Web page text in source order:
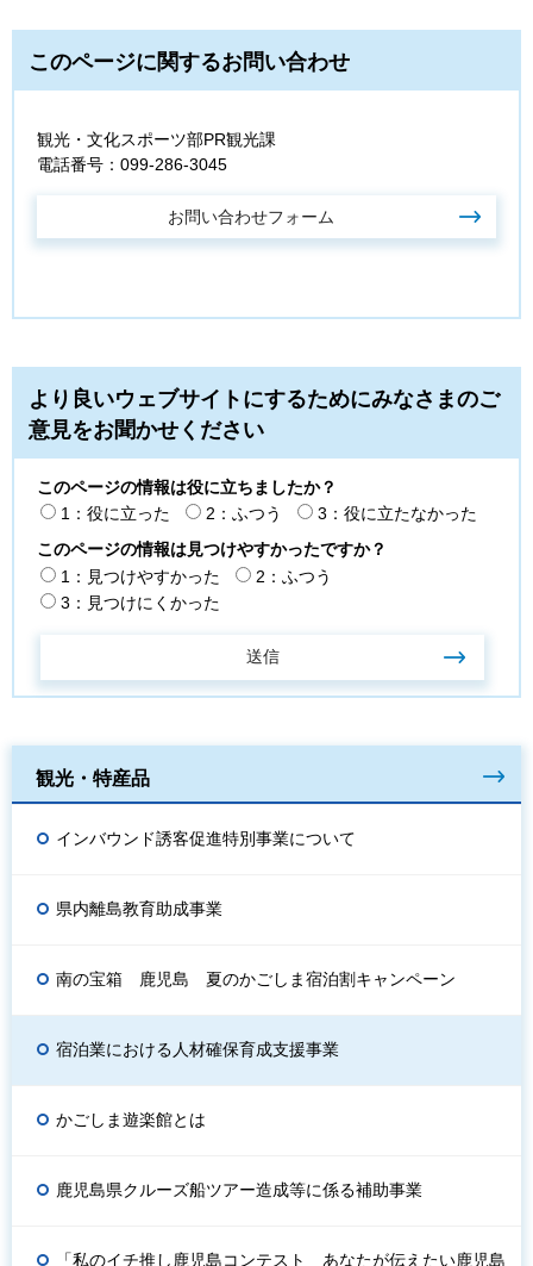
このページに関するお問い合わせ
観光・文化スポーツ部PR観光課
電話番号：099‐286-3045
より良いウェブサイトにするためにみなさまのご
意見をお聞かせください
このページの情報は役に立ちましたか？
1：役に立った
2：ふつう
3：役に立たなかった
このページの情報は見つけやすかったですか？
1：見つけやすかった
2：ふつう
3：見つけにくかった
観光・特産品
インバウンド誘客促進特別事業について
県内離島教育助成事業
南の宝箱 鹿児島 夏のかごしま宿泊割キャンペーン
宿泊業における人材確保育成支援事業
かごしま遊楽館とは
鹿児島県クルーズ船ツアー造成等に係る補助事業
「私のイチ推し鹿児島コンテスト あなたが伝えたい鹿児島